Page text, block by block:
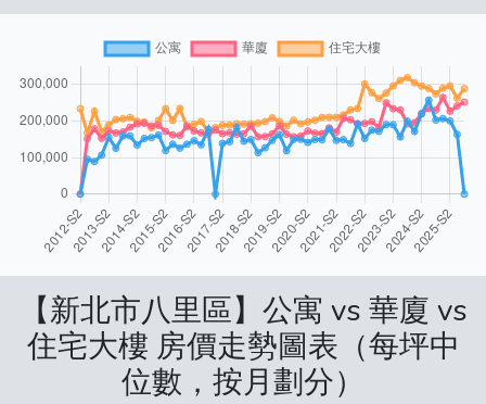
【新北市八里區】公寓 vs 華廈 vs
住宅大樓 房價走勢圖表（每坪中
位數，按月劃分）